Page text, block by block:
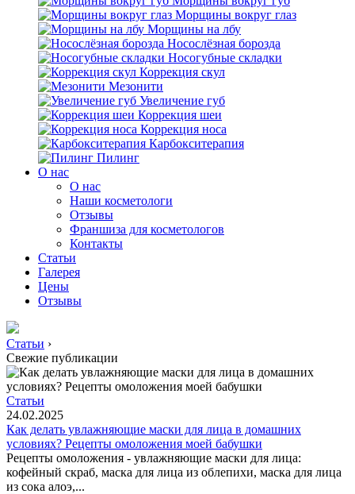
Морщины вокруг глаз
Морщины на лбу
Носослёзная борозда
Носогубные складки
Коррекция скул
Мезонити
Увеличение губ
Коррекция шеи
Коррекция носа
Карбокситерапия
Пилинг
O нас
O нас
Наши косметологи
Отзывы
Франшиза для косметологов
Контакты
Статьи
Галерея
Цены
Отзывы
Статьи ›
Свежие публикации
Статьи
24.02.2025
Как делать увлажняющие маски для лица в домашних
условиях? Рецепты омоложения моей бабушки
Рецепты омоложения - увлажняющие маски для лица:
кофейный скраб, маска для лица из облепихи, маска для лица
из сока алоэ,...